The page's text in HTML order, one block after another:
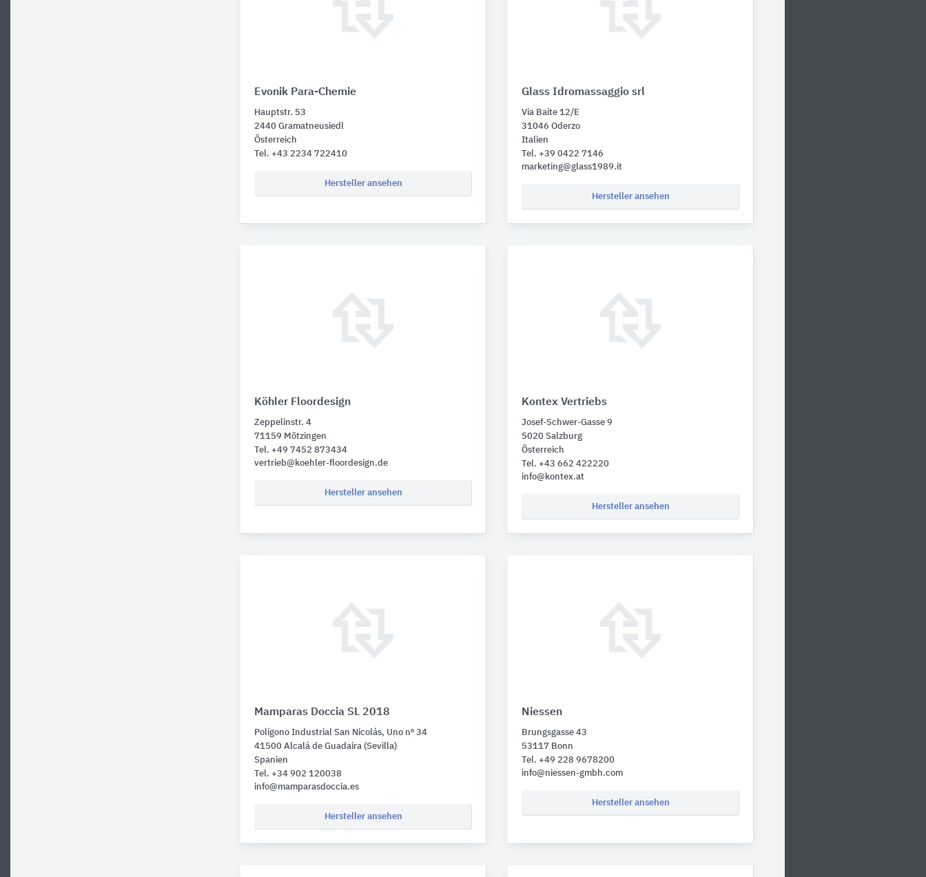
Evonik Para-Chemie
Hauptstr. 53
2440 Gramatneusiedl
Österreich
Tel. +43 2234 722410
Hersteller ansehen
Glass Idromassaggio srl
Via Baite 12/E
31046 Oderzo
Italien
Tel. +39 0422 7146
marketing@glass1989.it
Hersteller ansehen
Köhler Floordesign
Zeppelinstr. 4
71159 Mötzingen
Tel. +49 7452 873434
vertrieb@koehler-floordesign.de
Hersteller ansehen
Kontex Vertriebs
Josef-Schwer-Gasse 9
5020 Salzburg
Österreich
Tel. +43 662 422220
info@kontex.at
Hersteller ansehen
Mamparas Doccia SL 2018
Polígono Industrial San Nicolás, Uno nº 34
41500 Alcalá de Guadaira (Sevilla)
Spanien
Tel. +34 902 120038
info@mamparasdoccia.es
Hersteller ansehen
Niessen
Brungsgasse 43
53117 Bonn
Tel. +49 228 9678200
info@niessen-gmbh.com
Hersteller ansehen